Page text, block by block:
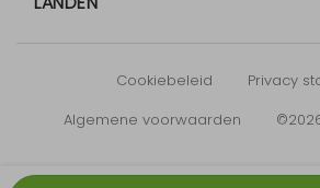
Cookiebeleid
Privacy
Algemene voorwaarden